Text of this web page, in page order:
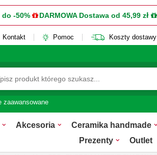
do -50% DARMOWA Dostawa od 45,99 zł
Kontakt Pomoc Koszty dostawy
zaawansowane
Akcesoria Ceramika handmade
Prezenty
Outlet